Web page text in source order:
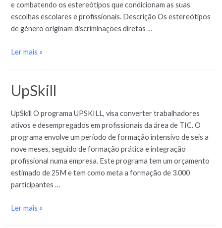
e combatendo os estereótipos que condicionam as suas
escolhas escolares e profissionais. Descrição Os estereótipos
de género originam discriminações diretas …
Ler mais »
UpSkill
UpSkill O programa UPSKILL, visa converter trabalhadores
ativos e desempregados em profissionais da área de TIC. O
programa envolve um período de formação intensivo de seis a
nove meses, seguido de formação prática e integração
profissional numa empresa. Este programa tem um orçamento
estimado de 25M e tem como meta a formação de 3.000
participantes …
Ler mais »